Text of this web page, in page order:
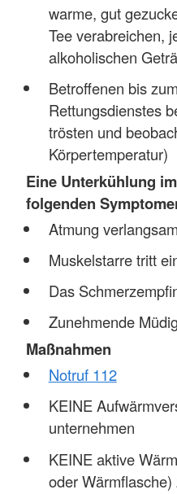
warme, gut
Tee verabreichen,
alkoholischen
Betroffenen bis
Rettungsdienstes
trösten und
Körpertemperatur)
Eine Unterkühlung
folgenden
Atmung
Muskelstarre tritt
Das
Zunehmende
Maßnahmen
Notruf 112
KEINE
unternehmen
KEINE aktive
oder Wärmflasche)